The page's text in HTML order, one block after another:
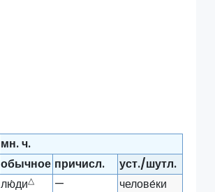
мн. ч.
обычное причисл.
уст./шутл.
лю́ди△ —
челове́ки